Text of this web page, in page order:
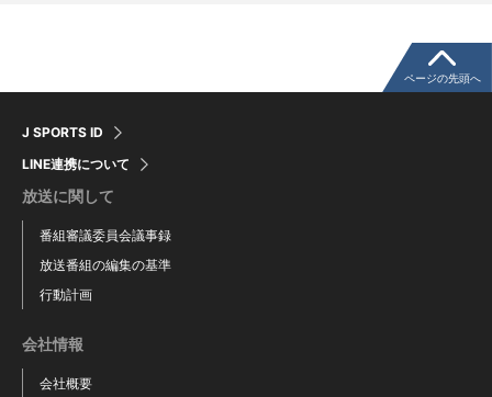
J SPORTS ID
LINE連携について
放送に関して
番組審議委員会議事録
放送番組の編集の基準
行動計画
会社情報
会社概要
ページの先頭へ